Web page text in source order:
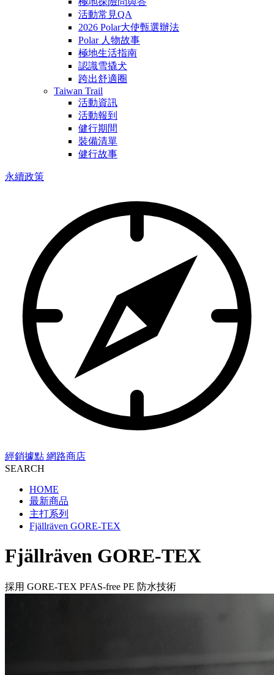
活動常見QA
2026 Polar大使甄選辦法
Polar 人物故事
極地生活指南
認識雪撬犬
跨出舒適圈
Taiwan Trail
活動資訊
活動報到
健行期間
裝備清單
健行故事
永續政策
經銷據點 網路商店
SEARCH
HOME
最新商品
主打系列
Fjällräven GORE-TEX
Fjällräven GORE-TEX
採用 GORE-TEX PFAS-free PE 防水技術